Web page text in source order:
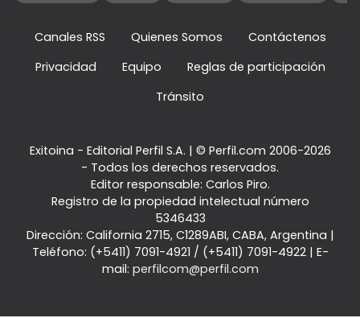
Canales RSS Quienes Somos
Contáctenos
Privacidad
Equipo
Reglas de participación
Tránsito
Exitoina - Editorial Perfil S.A. | © Perfil.com 2006-2026
- Todos los derechos reservados.
Editor responsable: Carlos Piro.
Registro de la propiedad intelectual número
5346433
Dirección: California 2715, C1289ABI, CABA, Argentina |
Teléfono: (+5411) 7091-4921 / (+5411) 7091-4922| E-
mail: perfilcom@perfil.com